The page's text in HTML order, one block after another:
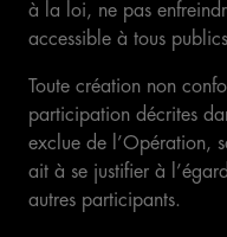
à la loi, ne pas
accessible à tous
Toute création non
participation décrites
exclue de l’Opération,
ait à se justifier à
autres participants.